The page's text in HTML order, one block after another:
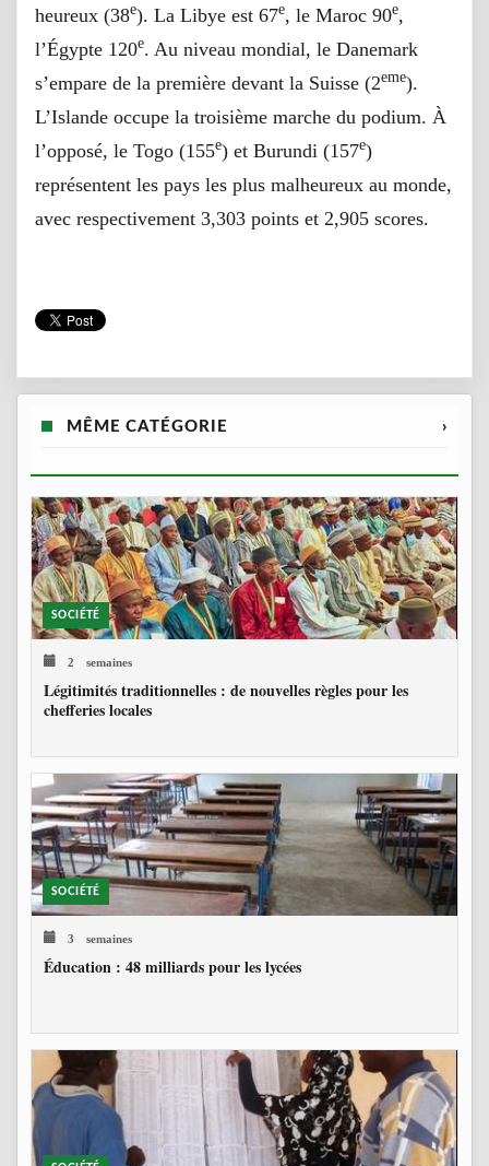
heureux (38e). La Libye est 67e, le Maroc 90e,
l’Égypte 120e. Au niveau mondial, le Danemark
s’empare de la première devant la Suisse (2eme).
L’Islande occupe la troisième marche du podium. À
l’opposé, le Togo (155e) et Burundi (157e)
représentent les pays les plus malheureux au monde,
avec respectivement 3,303 points et 2,905 scores.
MÊME CATÉGORIE ›
SOCIÉTÉ
2 semaines
Légitimités traditionnelles : de nouvelles règles pour les
chefferies locales
SOCIÉTÉ
3 semaines
Éducation : 48 milliards pour les lycées